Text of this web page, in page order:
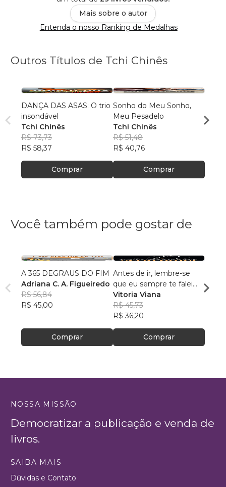
Mais sobre o autor
Entenda o nosso Ranking de Medalhas
Outros Títulos de Tchi Chinês
DANÇA DAS ASAS: O trio
insondável
Tchi Chinês
R$ 73,73
R$ 58,37
Comprar
Sonho do Meu Sonho,
Meu Pesadelo
Tchi Chinês
R$ 51,48
R$ 40,76
Comprar
TCHI
R$
Você também pode gostar de
A 365 DEGRAUS DO FIM
Adriana C. A. Figueiredo
R$ 56,84
R$ 45,00
Comprar
Antes de ir, lembre-se
que eu sempre te falei
que seria amor
Vitoria Viana
R$ 45,73
R$ 36,20
Comprar
R$
NOSSA MISSÃO
Democratizar a publicação e venda de
livros.
SAIBA MAIS
Dúvidas e Contato